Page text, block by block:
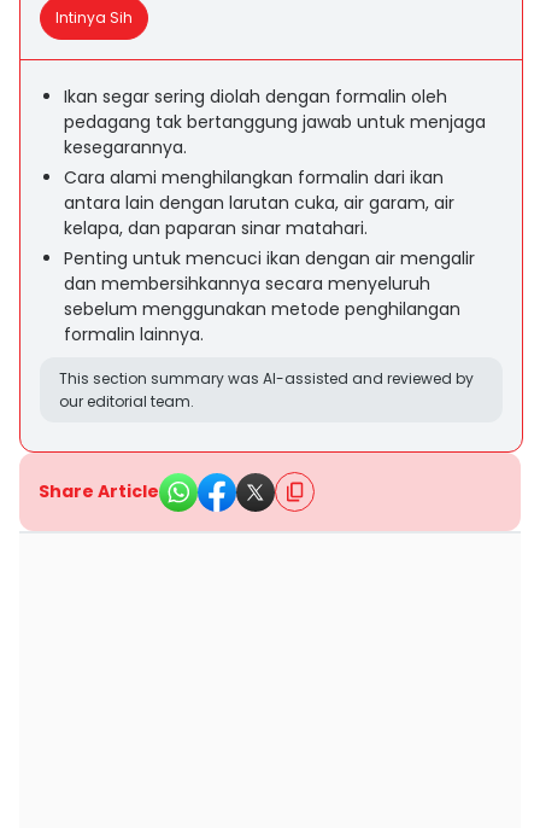
Intinya Sih
Ikan segar sering diolah dengan formalin oleh
pedagang tak bertanggung jawab untuk menjaga
kesegarannya.
Cara alami menghilangkan formalin dari ikan
antara lain dengan larutan cuka, air garam, air
kelapa, dan paparan sinar matahari.
Penting untuk mencuci ikan dengan air mengalir
dan membersihkannya secara menyeluruh
sebelum menggunakan metode penghilangan
formalin lainnya.
This section summary was AI-assisted and reviewed by
our editorial team.
Share Article